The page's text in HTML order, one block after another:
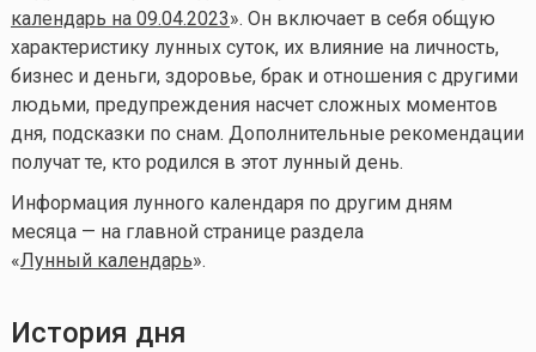
календарь на 09.04.2023». Он включает в себя общую
характеристику лунных суток, их влияние на личность,
бизнес и деньги, здоровье, брак и отношения с другими
людьми, предупреждения насчет сложных моментов
дня, подсказки по снам. Дополнительные рекомендации
получат те, кто родился в этот лунный день.
Информация лунного календаря по другим дням
месяца — на главной странице раздела
«Лунный календарь».
История дня